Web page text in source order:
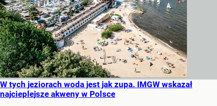
W tych jeziorach woda jest jak zupa. IMGW wskazał
najcieplejsze akweny w Polsce